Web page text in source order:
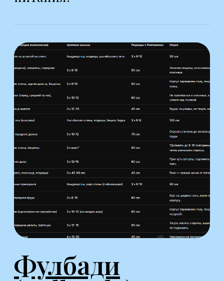
Информация о нашем проекте
© Все права защищены.
Вк:
Отвечаем на все Ваши вопросы!
E-mail (Отвечаем на вопросы):
E-mail (рассылка):
info@планпитания.рф
Политика конфиденциальности
Политика в отношении обработки
персональных данных
ИНН: 290106408988